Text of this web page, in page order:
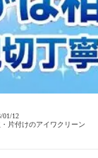
12
・片付けのアイワクリーン
07/24
新聞 岐阜版「空き家対策
01/12
・片付けのアイワクリーン